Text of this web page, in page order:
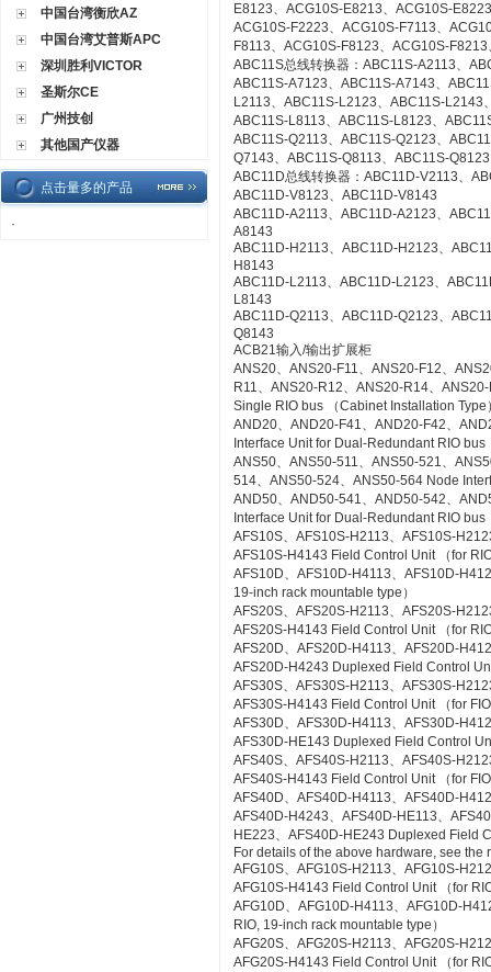
中国台湾衡欣AZ
中国台湾艾普斯APC
深圳胜利VICTOR
圣斯尔CE
广州技创
其他国产仪器
点击量多的产品
·
E8123、ACG10S-E8213、ACG10S-
ACG10S-F2223、ACG10S-F7113、
F8113、ACG10S-F8123、ACG10S-
ABC11S总线转换器：ABC11S-A2113、
ABC11S-A7123、ABC11S-A7143、
L2113、ABC11S-L2123、ABC11S-
ABC11S-L8113、ABC11S-L8123、
ABC11S-Q2113、ABC11S-Q2123、
Q7143、ABC11S-Q8113、ABC11S-
ABC11D总线转换器：ABC11D-V2113、
ABC11D-V8123、ABC11D-V8143
ABC11D-A2113、ABC11D-A2123、
A8143
ABC11D-H2113、ABC11D-H2123、
H8143
ABC11D-L2113、ABC11D-L2123、
L8143
ABC11D-Q2113、ABC11D-Q2123、
Q8143
ACB21输入/输出扩展柜
ANS20、ANS20-F11、ANS20-F12、
R11、ANS20-R12、ANS20-R14、
Single RIO bus （Cabinet Installation Type
AND20、AND20-F41、AND20-F42、
Interface Unit for Dual-Redundant RIO
ANS50、ANS50-511、ANS50-521、
514、ANS50-524、ANS50-564 Node
AND50、AND50-541、AND50-542、
Interface Unit for Dual-Redundant RIO
AFS10S、AFS10S-H2113、AFS10S-
AFS10S-H4143 Field Control Unit （for
AFS10D、AFS10D-H4113、AFS10D-
19-inch rack mountable type）
AFS20S、AFS20S-H2113、AFS20S-
AFS20S-H4143 Field Control Unit （for
AFS20D、AFS20D-H4113、AFS20D-
AFS20D-H4243 Duplexed Field Control
AFS30S、AFS30S-H2113、AFS30S-
AFS30S-H4143 Field Control Unit （for
AFS30D、AFS30D-H4113、AFS30D-
AFS30D-HE143 Duplexed Field Control
AFS40S、AFS40S-H2113、AFS40S-
AFS40S-H4143 Field Control Unit （for
AFS40D、AFS40D-H4113、AFS40D-
AFS40D-H4243、AFS40D-HE113、
HE223、AFS40D-HE243 Duplexed Field
For details of the above hardware, see the
AFG10S、AFG10S-H2113、AFG10S-
AFG10S-H4143 Field Control Unit （for
AFG10D、AFG10D-H4113、AFG10D-
RIO, 19-inch rack mountable type）
AFG20S、AFG20S-H2113、AFG20S-
AFG20S-H4143 Field Control Unit （for